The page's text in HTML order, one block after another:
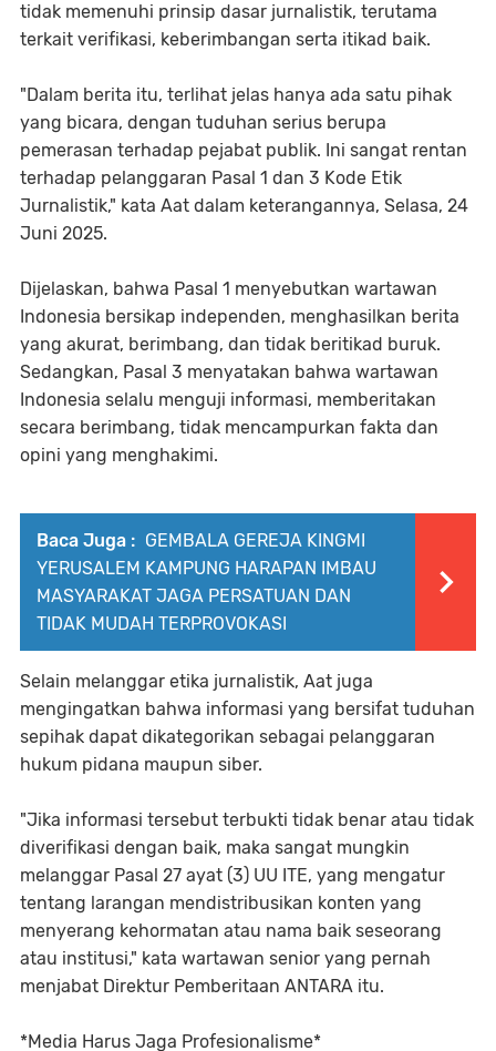
tidak memenuhi prinsip dasar jurnalistik, terutama
terkait verifikasi, keberimbangan serta itikad baik.
"Dalam berita itu, terlihat jelas hanya ada satu pihak
yang bicara, dengan tuduhan serius berupa
pemerasan terhadap pejabat publik. Ini sangat rentan
terhadap pelanggaran Pasal 1 dan 3 Kode Etik
Jurnalistik," kata Aat dalam keterangannya, Selasa, 24
Juni 2025.
Dijelaskan, bahwa Pasal 1 menyebutkan wartawan
Indonesia bersikap independen, menghasilkan berita
yang akurat, berimbang, dan tidak beritikad buruk.
Sedangkan, Pasal 3 menyatakan bahwa wartawan
Indonesia selalu menguji informasi, memberitakan
secara berimbang, tidak mencampurkan fakta dan
opini yang menghakimi.
Baca Juga : GEMBALA GEREJA KINGMI
YERUSALEM KAMPUNG HARAPAN IMBAU
MASYARAKAT JAGA PERSATUAN DAN
TIDAK MUDAH TERPROVOKASI
Selain melanggar etika jurnalistik, Aat juga
mengingatkan bahwa informasi yang bersifat tuduhan
sepihak dapat dikategorikan sebagai pelanggaran
hukum pidana maupun siber.
"Jika informasi tersebut terbukti tidak benar atau tidak
diverifikasi dengan baik, maka sangat mungkin
melanggar Pasal 27 ayat (3) UU ITE, yang mengatur
tentang larangan mendistribusikan konten yang
menyerang kehormatan atau nama baik seseorang
atau institusi," kata wartawan senior yang pernah
menjabat Direktur Pemberitaan ANTARA itu.
*Media Harus Jaga Profesionalisme*